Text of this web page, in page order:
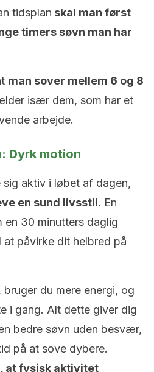
tidsplan skal man først
timers søvn man har
man sover mellem 6 og 8
især dem, som har et
arbejde.
Dyrk motion
aktiv i løbet af dagen,
en sund livsstil. En
en 30 minutters daglig
påvirke dit helbred på
du mere energi, og
i gang. Alt dette giver dig
bedre søvn uden besvær,
på at sove dybere.
at fysisk aktivitet